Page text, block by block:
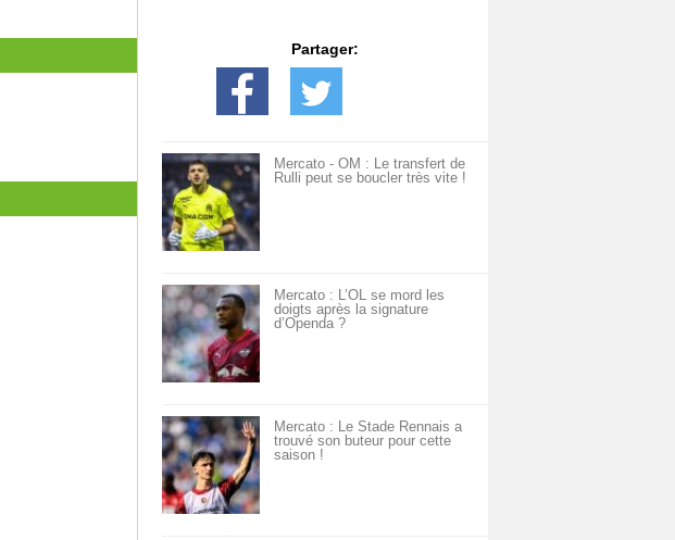
Partager:
Mercato - OM : Le transfert de
Rulli peut se boucler très vite !
Mercato : L’OL se mord les
doigts après la signature
d’Openda ?
Mercato : Le Stade Rennais a
trouvé son buteur pour cette
saison !